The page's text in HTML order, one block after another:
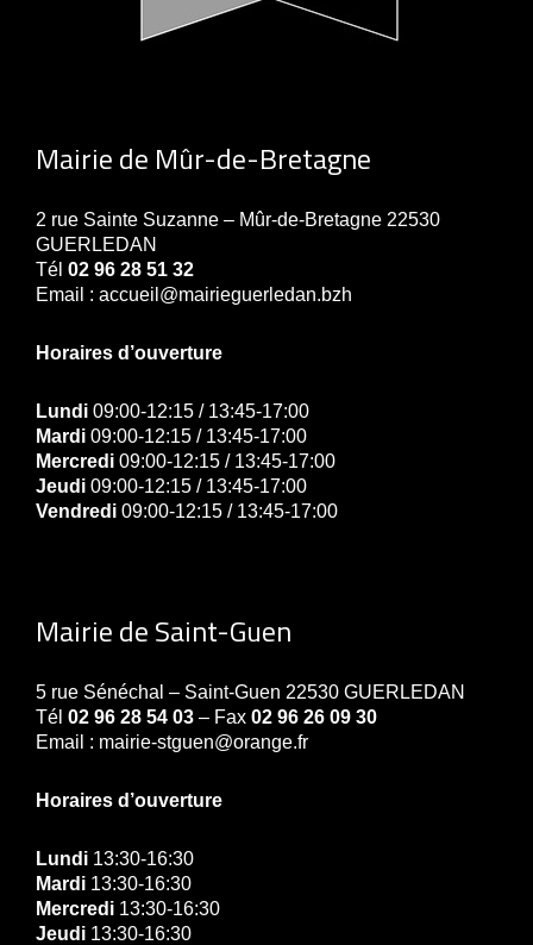
Mairie de Mûr-de-Bretagne
2 rue Sainte Suzanne – Mûr-de-Bretagne 22530
GUERLEDAN
Tél 02 96 28 51 32
Email : accueil@mairieguerledan.bzh
Horaires d’ouverture
Lundi 09:00-12:15 / 13:45-17:00
Mardi 09:00-12:15 / 13:45-17:00
Mercredi 09:00-12:15 / 13:45-17:00
Jeudi 09:00-12:15 / 13:45-17:00
Vendredi 09:00-12:15 / 13:45-17:00
Mairie de Saint-Guen
5 rue Sénéchal – Saint-Guen 22530 GUERLEDAN
Tél 02 96 28 54 03 – Fax 02 96 26 09 30
Email : mairie-stguen@orange.fr
Horaires d’ouverture
Lundi 13:30-16:30
Mardi 13:30-16:30
Mercredi 13:30-16:30
Jeudi 13:30-16:30